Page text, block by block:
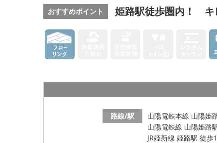
おすすめポイント 姫路駅徒歩圏内！
路線/駅
山陽電鉄本線 山陽姫
山陽電鉄線 山陽姫路
JR姫新線 姫路駅 徒歩